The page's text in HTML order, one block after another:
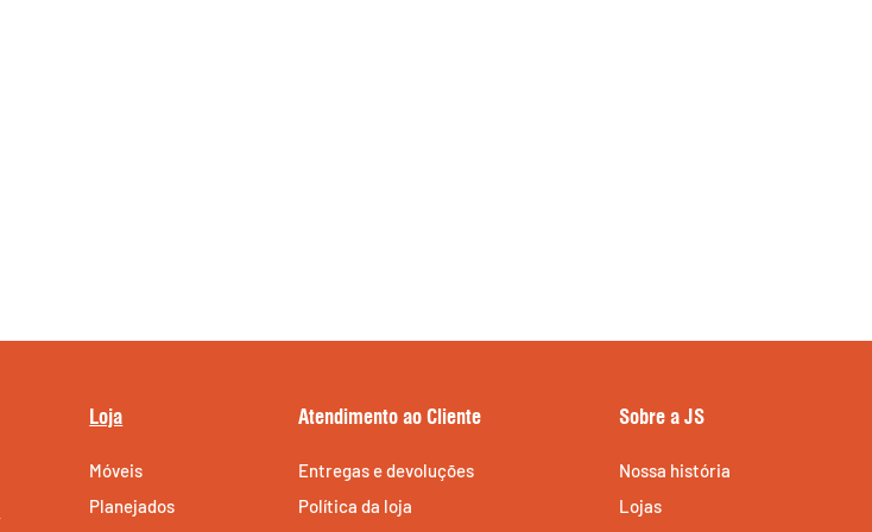
Loja
Móveis
Planejados
Atendimento ao Cliente
Entregas e devoluções
Política da loja
Sobre a JS
Nossa história
Lojas